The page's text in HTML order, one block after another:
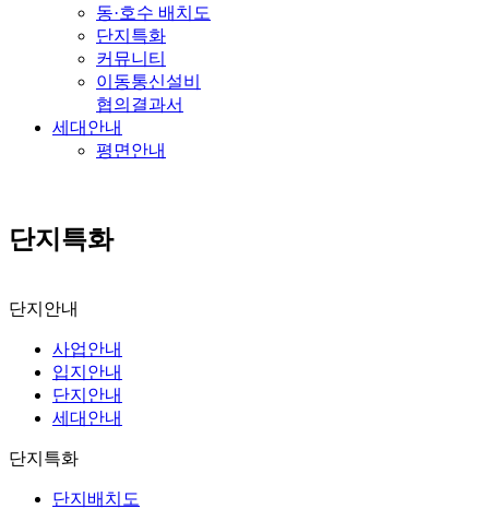
동·호수 배치도
단지특화
커뮤니티
이동통신설비
협의결과서
세대안내
평면안내
단지특화
단지안내
사업안내
입지안내
단지안내
세대안내
단지특화
단지배치도